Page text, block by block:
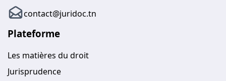
contact@juridoc.tn
Plateforme
Les matières du droit
Jurisprudence